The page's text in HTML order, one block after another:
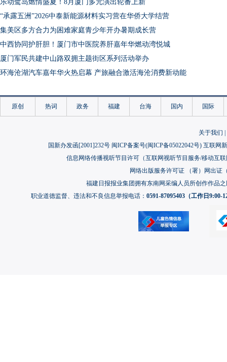
乐动鹭岛燃情盛夏！8月厦门多元演出轮番上新
“承露五洲”2026中泰新能源材料实习营在华侨大学结营
集美区多方合力为困难家庭青少年开办暑期成长营
中西协同护肝胆！厦门市中医院养肝嘉年华燃动湾悦城
厦门军民共建中山路双拥主题街区系列活动举办
环海沧湖汽车嘉年华火热启幕 产旅融合激活海沧消费新动能
集美大学：禁毒知识走下乡 青春宣讲润四方
厦门今年86名学子圆梦军校 数量创历年新高
“泰精选”走进厦门中山路金砖馆
第十四届海峡两岸文学笔会在厦开幕 两岸作家“诗书作伴”话同源
厦门市中医院与福建省肿瘤医院签约 携手打造中西医融合肿瘤诊疗新高
献礼八一 与你相“舰”！海军主题特展在陈嘉庚纪念馆开幕
厦门翔安：“促兴翔谈”走进欧厝 探寻闽台文脉传承与厝边共治新路径
保安机器人生态研讨会在厦举办 首批100台保安机器人上岗
原创 热词 政务 福建 台海 国内 国际
关于我们
国新办发函[2001]232号 闽ICP备案号(闽ICP备05022042号) 互联网
信息网络传播视听节目许可（互联网视听节目服务/移动互
网络出版服务许可证 （署）网出证
福建日报报业集团拥有东南网采编人员所创作作品
职业道德监督、违法和不良信息举报电话： 0591-87095403（工作日9:00-